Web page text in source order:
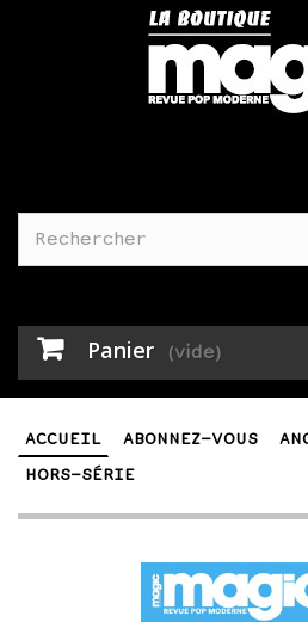
Panier (vide)
ACCUEIL ABONNEZ-VOUS
HORS-SÉRIE